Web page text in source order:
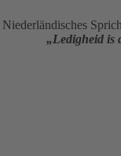
Niederländisches
„Ledigheid is